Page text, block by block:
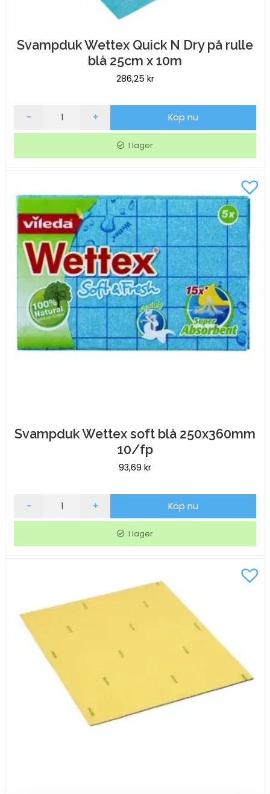
Svampduk Wettex Quick N Dry på rulle
blå 25cm x 10m
286,25 kr
Svampduk
rulle
blå
25cm
x
10m
mängd
- + Köp nu
I lager
Svampduk Wettex soft blå 250x360mm
10/fp
93,69 kr
Svampduk
- + Köp nu
I lager